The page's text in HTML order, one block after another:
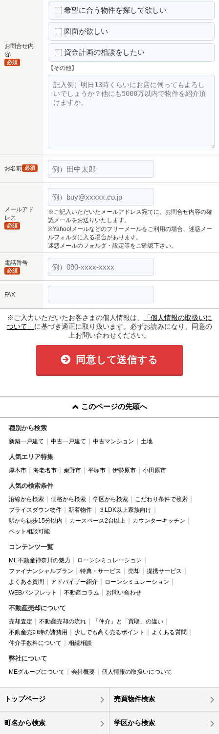
お問合せ内
容
必須
希望に合う物件を探して欲しい
図面が欲しい
資金計画の相談をしたい
【その他】
お名前 必須
メールアド
レス
必須
※ご記入いただいたメールアドレス宛てに、お問合せ内容の確
認メールをお送りいたします。
※Yahoo!メールなどのフリーメールをご利用の場合、迷惑メー
ルフォルダに入る場合があります。
迷惑メールのフォルダ・設定等をご確認下さい。
電話番号
必須
FAX
※ご入力いただいたお客さまの個人情報は、
「個人情報の取扱いに
ついて」 に基づき適正に取り扱います。必ずお読みになり、同意の
上お問い合わせください。
同意して送信する
このページの先頭へ
種別から検索
新築一戸建て 中古一戸建て 中古マンション 土地
人気エリア特集
厚木市 海老名市 秦野市 平塚市 伊勢原市 小田原市
人気の検索条件
沿線から検索 価格から検索 学区から検索
こだわり条件で検索
プライスダウン物件
新着物件
３LDK以上家族向け
駅から徒歩15分以内
カースペース2台以上
カウンターキッチン
ペット相談可能
コンテンツ一覧
ME不動産神奈川の魅力
ローンシミュレーション
ファイナンシャルプラン
特典・サービス 売却
提携サービス
よくある質問
アドバイザー紹介
ローンシミュレーション
WEBパンフレット
不動産コラム お問い合わせ
不動産売却について
売却査定 不動産売却の流れ
「仲介」と「買取」の違い
不動産売却時の諸費用
少しでも高く売るポイント
よくある質問
仲介手数料について
相続相談
弊社について
MEグループについて 会社概要 個人情報の取扱いについて
トップページ 売買物件検索
町名から検索 学区から検索